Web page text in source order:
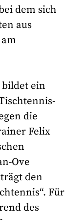
dem sich
aus
bildet ein
die
Felix
Ove
den
Für
des